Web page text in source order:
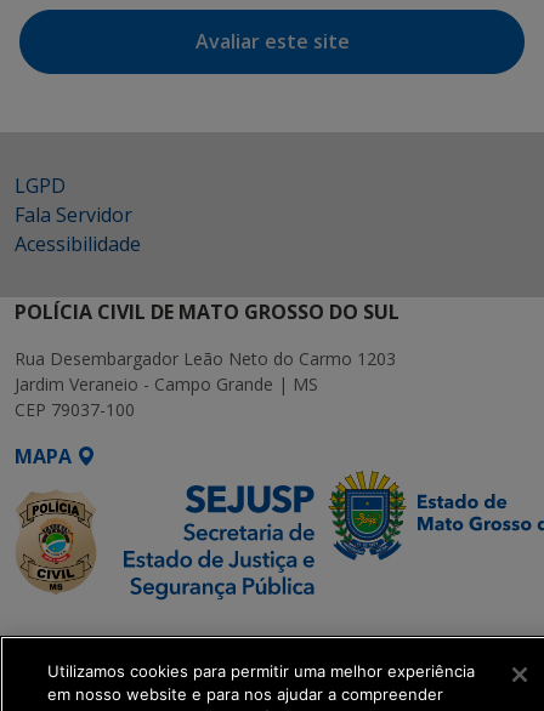
Avaliar este site
LGPD
Fala Servidor
Acessibilidade
POLÍCIA CIVIL DE MATO GROSSO DO SUL
Rua Desembargador Leão Neto do Carmo 1203
Jardim Veraneio - Campo Grande | MS
CEP 79037-100
MAPA
SETDIG | Secretaria-
Executiva de
Transformação Digital
Utilizamos cookies para permitir uma melhor experiência
em nosso website e para nos ajudar a compreender